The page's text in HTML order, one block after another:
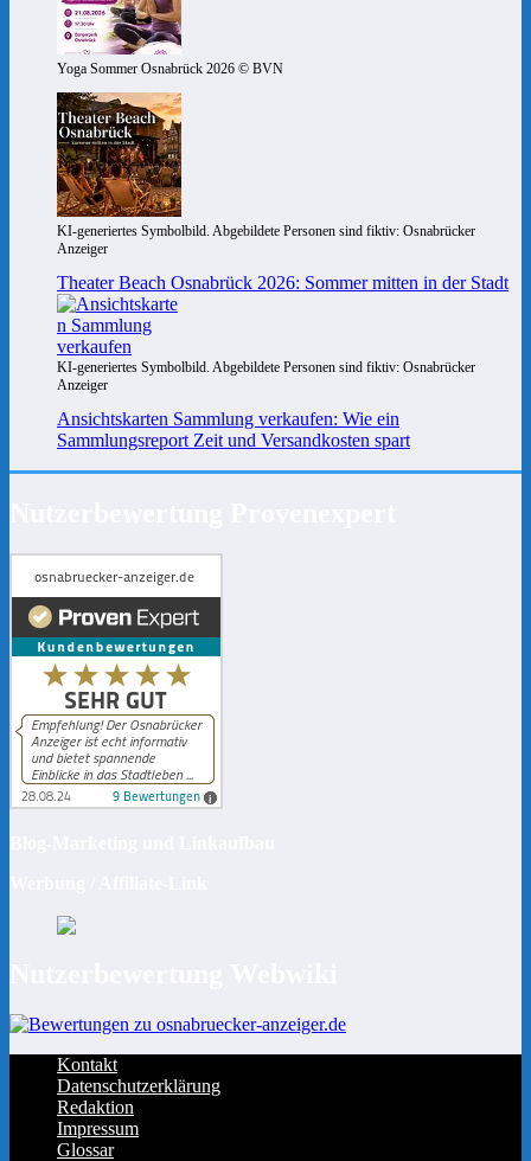
Yoga Sommer Osnabrück 2026 © BVN
KI-generiertes Symbolbild. Abgebildete Personen sind fiktiv: Osnabrücker
Anzeiger
Theater Beach Osnabrück 2026: Sommer mitten in der Stadt
KI-generiertes Symbolbild. Abgebildete Personen sind fiktiv: Osnabrücker
Anzeiger
Ansichtskarten Sammlung verkaufen: Wie ein
Sammlungsreport Zeit und Versandkosten spart
Kontakt
Datenschutzerklärung
Redaktion
Impressum
Glossar